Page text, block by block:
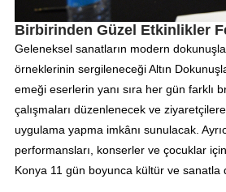
Birbirinden Güzel Etkinlikler
Geleneksel sanatların modern
örneklerinin sergileneceği Altın
emeği eserlerin yanı sıra her gün farklı
çalışmaları düzenlenecek ve
uygulama yapma imkânı sunulacak.
performansları, konserler ve çocuklar
Konya 11 gün boyunca kültür ve sanatla